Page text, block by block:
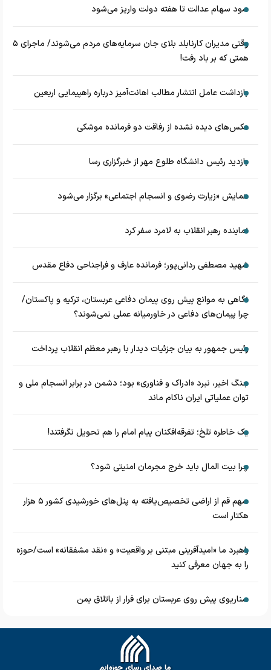
سود سهام عدالت تا هفته دولت واریز می‌شود
وقتی مدیران کارنابلد بلای جان سرمایه‌های مردم می‌شوند/ ماجرای ۵
همتی که بر باد رفت!
بازداشت عامل انتشار مطالب اهانت‌آمیز درباره راهپیمایی اربعین
عکس‌های دیده نشده از رفاقت دو فرمانده‌ موشکی
بازدید رئیس دانشگاه طلوع مهر از خبرگزاری رسا
همایش «زیارت رضوی و انسجام اجتماعی» برگزار می‌شود
نماینده رهبر انقلاب به لامرد سفر کرد
شهید مصطفی ردانی‌پور؛ فرمانده عارف و فراجناحی دفاع مقدس
نگاهی به موانع پیش روی پیمان دفاعی عربستان، ترکیه و پاکستان/
چرا پیمان‌های دفاعی در خاورمیانه عملی نمی‌شوند؟
رئیس جمهور به بیان جزئیات دیدار با رهبر معظم انقلاب پرداخت
جنگ اخیر، نبرد «ادراک و فناوری» بود؛ دشمن در برابر انسجام ملی و
توان عملیاتی ایران ناکام ماند
یک خاطره تلخ؛ تفرقه‌افکنان پیام امام را هم تحویل نگرفتند!
چرا بیت المال باید خرج مجرمان امنیتی شود؟
سهم قم از اراضی تخصیص‌یافته به پنل‌های خورشیدی کشور ۵ هزار
هکتار است
راهبرد ما «امیدآفرینی مبتنی بر واقعیت» و «نقد مشفقانه» است/حوزه
را به جهان معرفی کنید
سناریوی پیش روی عربستان برای فرار از باتلاق یمن